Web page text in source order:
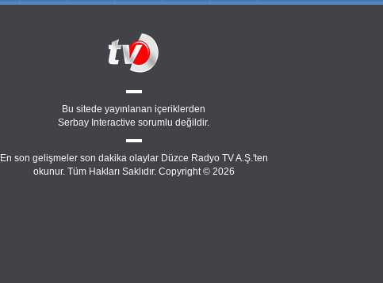
Bu sitede yayınlanan içeriklerden
Serbay Interactive sorumlu değildir.
En son gelişmeler son dakika olaylar Düzce Radyo TV A.Ş.'ten
okunur. Tüm Hakları Saklıdır. Copyright © 2026